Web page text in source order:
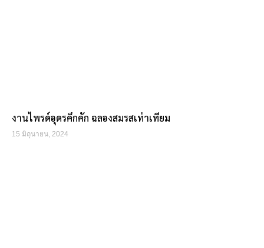
งานไพรด์อุดรคึกคัก ฉลองสมรสเท่าเทียม
15 มิถุนายน, 2024